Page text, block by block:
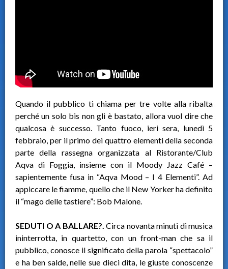
Quando il pubblico ti chiama per tre volte alla ribalta
perché un solo bis non gli è bastato, allora vuol dire che
qualcosa è successo. Tanto fuoco, ieri sera, lunedì 5
febbraio, per il primo dei quattro elementi della seconda
parte della rassegna organizzata al Ristorante/Club
Aqva di Foggia, insieme con il Moody Jazz Café –
sapientemente fusa in “Aqva Mood – I 4 Elementi”. Ad
appiccare le fiamme, quello che il New Yorker ha definito
il “mago delle tastiere”: Bob Malone.
SEDUTI O A BALLARE?. Circa novanta minuti di musica
ininterrotta, in quartetto, con un front-man che sa il
pubblico, conosce il significato della parola “spettacolo”
e ha ben salde, nelle sue dieci dita, le giuste conoscenze